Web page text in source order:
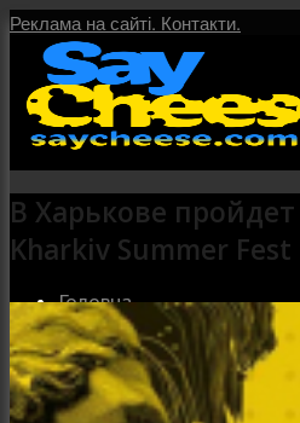
Реклама на сайті. Контакти.
Головна
В Харькове
Kharkiv Summer Fest